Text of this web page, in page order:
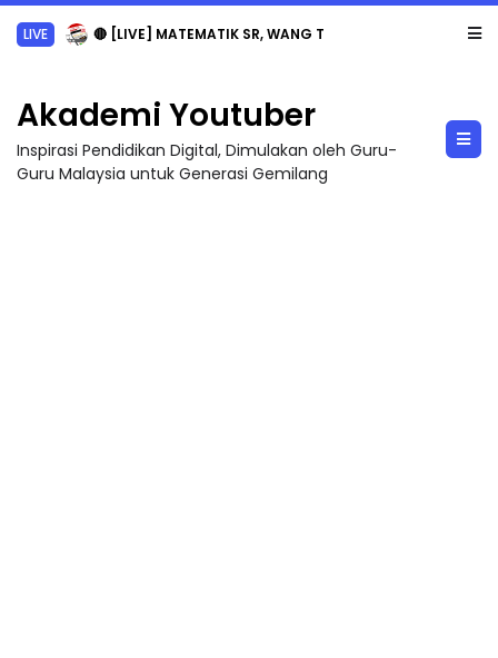
LIVE 🔴 [LIVE] MATEMATIK SR, WANG TAHUN 6 OLEH CIKGU ANITA #ALLINONE #141 #...
Akademi Youtuber
Inspirasi Pendidikan Digital, Dimulakan oleh Guru-
Guru Malaysia untuk Generasi Gemilang